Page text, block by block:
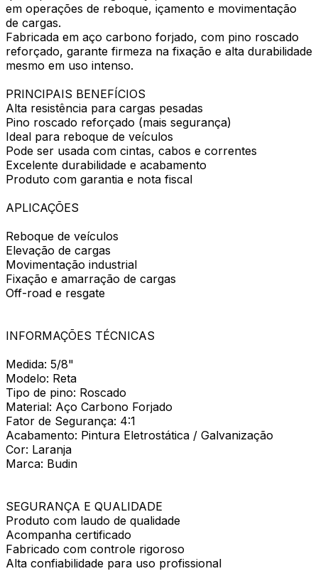
em operações de reboque, içamento e movimentação
de cargas.
Fabricada em aço carbono forjado, com pino roscado
reforçado, garante firmeza na fixação e alta durabilidade
mesmo em uso intenso.
PRINCIPAIS BENEFÍCIOS
Alta resistência para cargas pesadas
Pino roscado reforçado (mais segurança)
Ideal para reboque de veículos
Pode ser usada com cintas, cabos e correntes
Excelente durabilidade e acabamento
Produto com garantia e nota fiscal
APLICAÇÕES
Reboque de veículos
Elevação de cargas
Movimentação industrial
Fixação e amarração de cargas
Off-road e resgate
INFORMAÇÕES TÉCNICAS
Medida: 5/8"
Modelo: Reta
Tipo de pino: Roscado
Material: Aço Carbono Forjado
Fator de Segurança: 4:1
Acabamento: Pintura Eletrostática / Galvanização
Cor: Laranja
Marca: Budin
SEGURANÇA E QUALIDADE
Produto com laudo de qualidade
Acompanha certificado
Fabricado com controle rigoroso
Alta confiabilidade para uso profissional